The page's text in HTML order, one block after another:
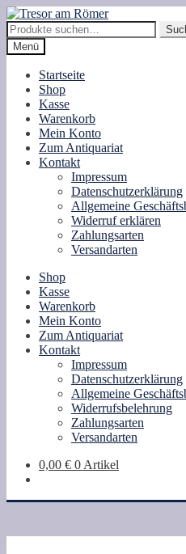
Zur
Navigation
springen
Zum
Inhalt
springen
Suche
nach:
Menü
Startseite
Shop
Kasse
Warenkorb
Mein Konto
Zum Antiquariat
Kontakt
Impressum
Datenschutzerklärung
Allgemeine
Widerruf erklären
Zahlungsarten
Versandarten
Shop
Kasse
Warenkorb
Mein Konto
Zum Antiquariat
Kontakt
Impressum
Datenschutzerklärung
Allgemeine
Widerrufsbelehrung
Zahlungsarten
Versandarten
0,00 € 0 Artikel